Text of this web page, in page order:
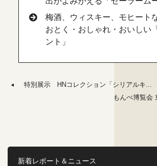
梅酒、ウィスキー、モヒート
おとく・おしゃれ・おいしい
ント」
特別展示 HNコレクション「シリアルキ...
もんぺ博覧会
新着レポート＆ニュース